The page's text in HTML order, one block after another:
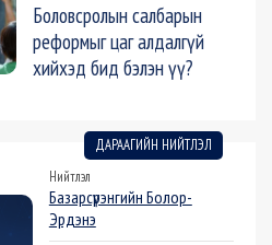
Боловсролын салбарын
реформыг цаг алдалгүй
хийхэд бид бэлэн үү?
ДАРААГИЙН НИЙТЛЭЛ
Нийтлэл
Базарсүрэнгийн Болор-
Эрдэнэ